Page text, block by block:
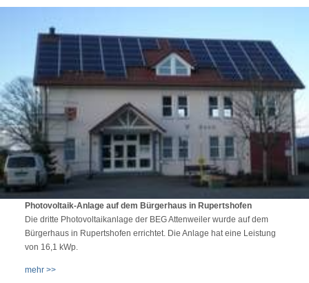
Photovoltaik-Anlage auf dem Bürgerhaus in Rupertshofen
Die dritte Photovoltaikanlage der BEG Attenweiler wurde auf dem
Bürgerhaus in Rupertshofen errichtet. Die Anlage hat eine Leistung
von 16,1 kWp.
mehr >>